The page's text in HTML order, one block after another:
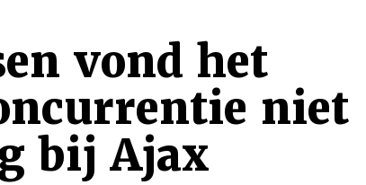
vond het
niet
bij Ajax